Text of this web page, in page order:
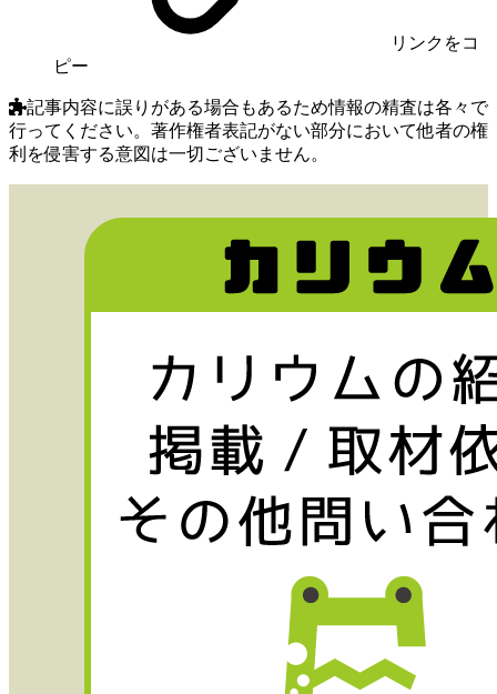
リンク をコ
ピー
記事内容に誤りがある場合もあるため情報の精査は各々で
行ってください。著作権者表記がない部分において他者の権
利を侵害する意図は一切ございません。